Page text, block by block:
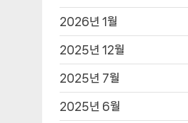
2026년 1월
2025년 12월
2025년 7월
2025년 6월